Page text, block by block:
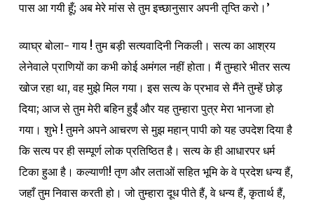
पास आ गयी हूँ; अब मेरे मांस से तुम इच्छानुसार अपनी तृप्ति करो।’
व्याघ्र बोला- गाय ! तुम बड़ी सत्यवादिनी निकली। सत्य का आश्रय
लेनेवाले प्राणियों का कभी कोई अमंगल नहीं होता। मैं तुम्हारे भीतर सत्य
खोज रहा था, वह मुझे मिल गया। इस सत्य के प्रभाव से मैंने तुम्हें छोड़
दिया; आज से तुम मेरी बहिन हुईं और यह तुम्हारा पुत्र मेरा भानजा हो
गया। शुभे ! तुमने अपने आचरण से मुझ महान् पापी को यह उपदेश दिया है
कि सत्य पर ही सम्पूर्ण लोक प्रतिष्ठित है। सत्य के ही आधारपर धर्म
टिका हुआ है। कल्याणी! तृण और लताओं सहित भूमि के वे प्रदेश धन्य हैं,
जहाँ तुम निवास करती हो। जो तुम्हारा दूध पीते हैं, वे धन्य हैं, कृतार्थ हैं,